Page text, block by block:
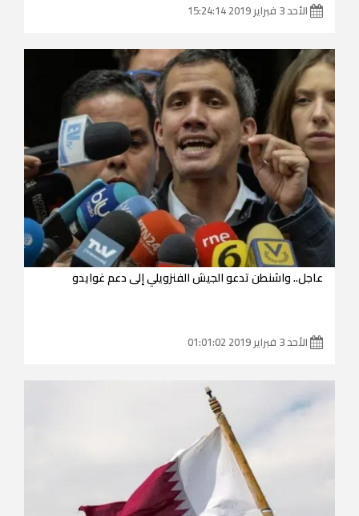
الأحد 3 فبراير 2019 15:24:14
عاجل.. واشنطن تدعو الجيش الفنزويلي إلى دعم غوايدو
الأحد 3 فبراير 2019 01:01:02